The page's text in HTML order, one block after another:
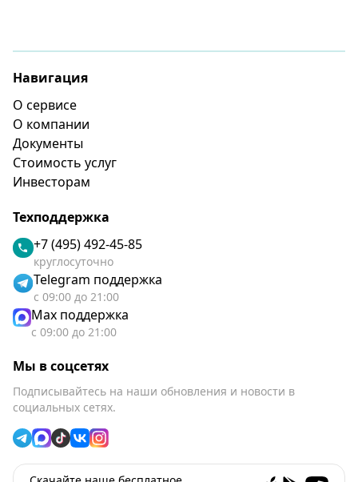
Навигация
О сервисе
О компании
Документы
Стоимость услуг
Инвесторам
Техподдержка
+7 (495) 492-45-85
круглосуточно
Telegram поддержка
с 09:00 до 21:00
Max поддержка
с 09:00 до 21:00
Мы в соцсетях
Подписывайтесь на наши обновления и новости в
социальных сетях.